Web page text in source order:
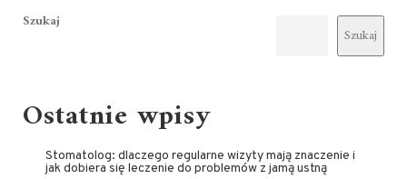
Szukaj
Szukaj
Ostatnie wpisy
Stomatolog: dlaczego regularne wizyty mają znaczenie i
jak dobiera się leczenie do problemów z jamą ustną